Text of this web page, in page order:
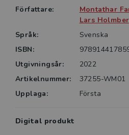
Författare:
Montathar
Lars
Språk:
Svenska
ISBN:
Utgivningsår:
2022
Artikelnummer:
37255-WM01
Upplaga:
Första
Digital produkt